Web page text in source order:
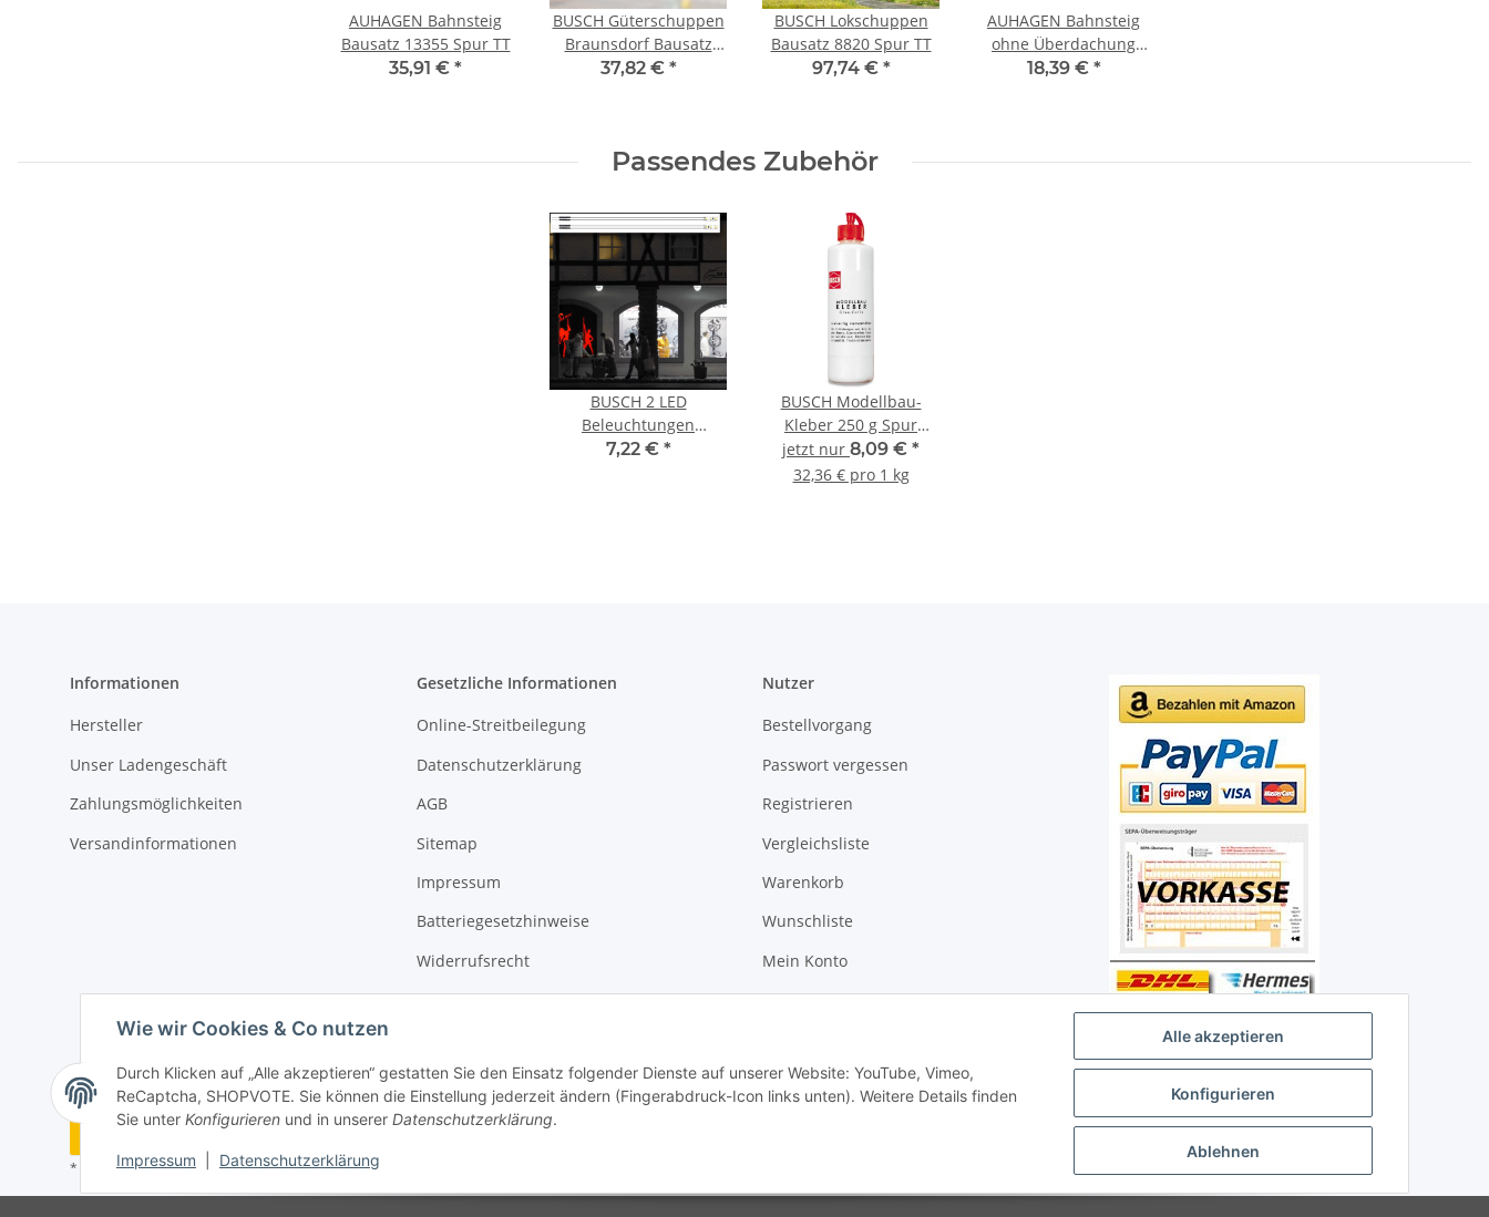
Alle akzeptieren
Konfigurieren
Ablehnen
Wie wir Cookies & Co nutzen
Durch Klicken auf „Alle akzeptieren“ gestatten Sie den Einsatz folgender Dienste auf unserer Website: YouTube, Vimeo,
ReCaptcha, SHOPVOTE. Sie können die Einstellung jederzeit ändern (Fingerabdruck-Icon links unten). Weitere Details finden
Sie unter Konfigurieren und in unserer Datenschutzerklärung.
Impressum Datenschutzerklärung
AUHAGEN Bahnsteig
Bausatz 13355 Spur TT
35,91 € *
BUSCH Güterschuppen
Braunsdorf Bausatz
8771 Spur TT
37,82 € *
BUSCH Lokschuppen
Bausatz 8820 Spur TT
97,74 € *
AUHAGEN Bahnsteig
ohne Überdachung
Bausatz 43688 Spur TT
18,39 € *
Passendes Zubehör
BUSCH 2 LED
Beleuchtungen
warmweiß 5998 Spur
7,22 € *
BUSCH Modellbau-
Kleber 250 g Spur
Neutral 7599
jetzt nur 8,09 € *
32,36 € pro 1 kg
Informationen
Hersteller
Unser Ladengeschäft
Zahlungsmöglichkeiten
Versandinformationen
Gesetzliche Informationen
Online-Streitbeilegung
Datenschutzerklärung
AGB
Sitemap
Impressum
Batteriegesetzhinweise
Widerrufsrecht
Nutzer
Bestellvorgang
Passwort vergessen
Registrieren
Vergleichsliste
Warenkorb
Wunschliste
Mein Konto
News
Vertrag widerrufen
* Alle Preise inkl. gesetzlicher USt., zzgl.Versand